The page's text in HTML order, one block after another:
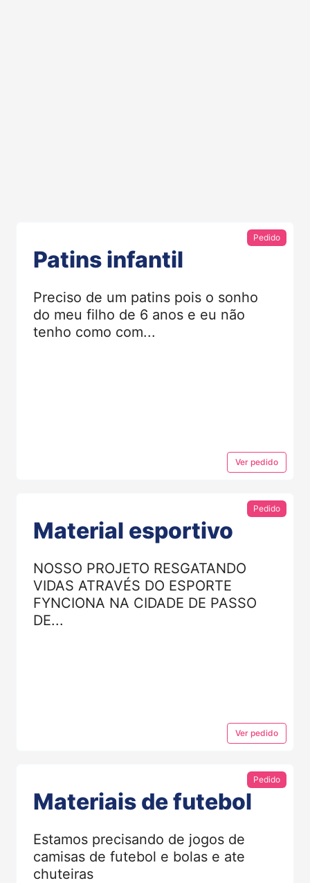
Pedido
Patins infantil
Preciso de um patins pois o sonho
do meu filho de 6 anos e eu não
tenho como com...
Ver pedido
Pedido
Material esportivo
NOSSO PROJETO RESGATANDO
VIDAS ATRAVÉS DO ESPORTE
FYNCIONA NA CIDADE DE PASSO
DE...
Ver pedido
Pedido
Materiais de futebol
Estamos precisando de jogos de
camisas de futebol e bolas e ate
chuteiras